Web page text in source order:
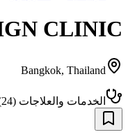
CLINIC
Bangkok, Thailand
الخدمات والعلاجات (
24